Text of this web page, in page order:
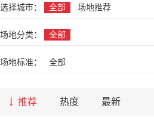
选择城市： 全部 场地推荐
场地分类： 全部
场地标准： 全部
推荐 热度 最新